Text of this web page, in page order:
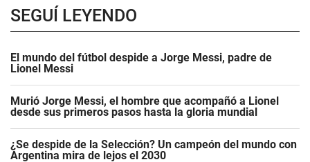
SEGUÍ LEYENDO
El mundo del fútbol despide a Jorge Messi, padre de
Lionel Messi
Murió Jorge Messi, el hombre que acompañó a Lionel
desde sus primeros pasos hasta la gloria mundial
¿Se despide de la Selección? Un campeón del mundo con
Argentina mira de lejos el 2030